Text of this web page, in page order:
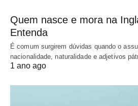
Quem nasce e mora na
Entenda
É comum surgirem dúvidas quando o
nacionalidade, naturalidade e adjetivos
1 ano ago